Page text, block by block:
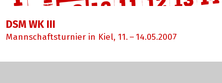
DSM WK III
Mannschaftsturnier in Kiel, 11. – 14.05.2007